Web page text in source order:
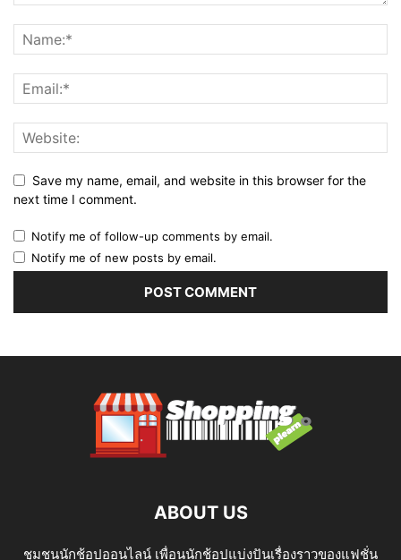
Save my name, email, and website in this browser for the
next time I comment.
Notify me of follow-up comments by email.
Notify me of new posts by email.
ABOUT US
ชุมชนนักช้อปออนไลน์ เพื่อนนักช้อปแบ่งปันเรื่องราวของแฟชั่น